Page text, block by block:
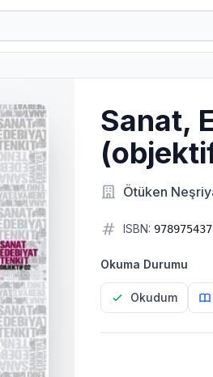
Sanat,
Ötüken
ISBN:
Okuma Durumu
Okudum